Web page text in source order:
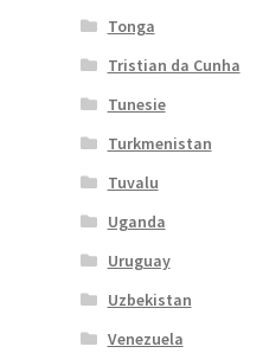
Tonga
Tristian da Cunha
Tunesie
Turkmenistan
Tuvalu
Uganda
Uruguay
Uzbekistan
Venezuela